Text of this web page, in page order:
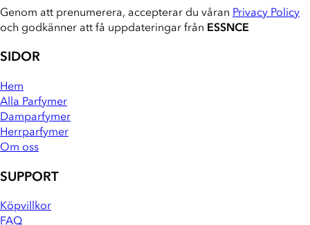
Genom att prenumerera, accepterar du våran Privacy Policy
och godkänner att få uppdateringar från ESSNCE
SIDOR
Hem
Alla Parfymer
Damparfymer
Herrparfymer
Om oss
SUPPORT
Köpvillkor
FAQ